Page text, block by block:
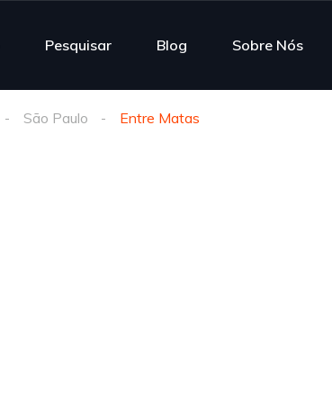
Pesquisar Blog Sobre Nós
São Paulo Entre Matas